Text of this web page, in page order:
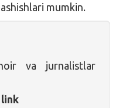
mumkin.
va jurnalistlar